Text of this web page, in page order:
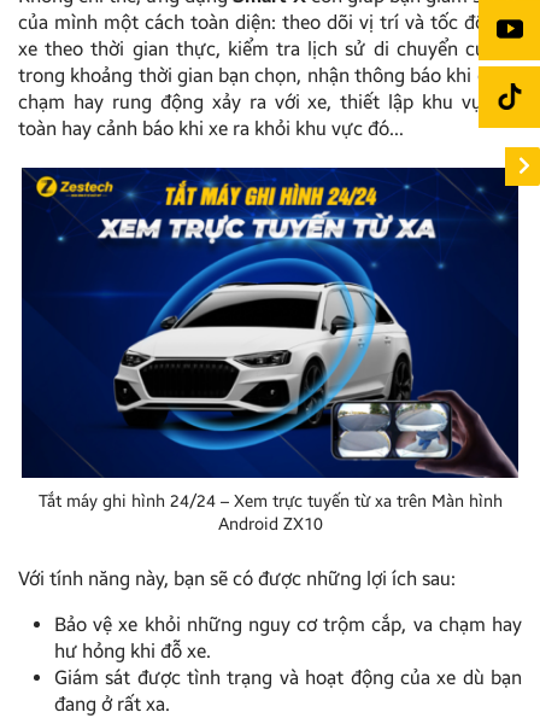
của mình một cách toàn diện: theo dõi vị trí và tốc độ của
xe theo thời gian thực, kiểm tra lịch sử di chuyển của xe
trong khoảng thời gian bạn chọn, nhận thông báo khi có va
chạm hay rung động xảy ra với xe, thiết lập khu vực an
toàn hay cảnh báo khi xe ra khỏi khu vực đó…
Tắt máy ghi hình 24/24 – Xem trực tuyến từ xa trên Màn hình
Android ZX10
Với tính năng này, bạn sẽ có được những lợi ích sau:
Bảo vệ xe khỏi những nguy cơ trộm cắp, va chạm hay
hư hỏng khi đỗ xe.
Giám sát được tình trạng và hoạt động của xe dù bạn
đang ở rất xa.